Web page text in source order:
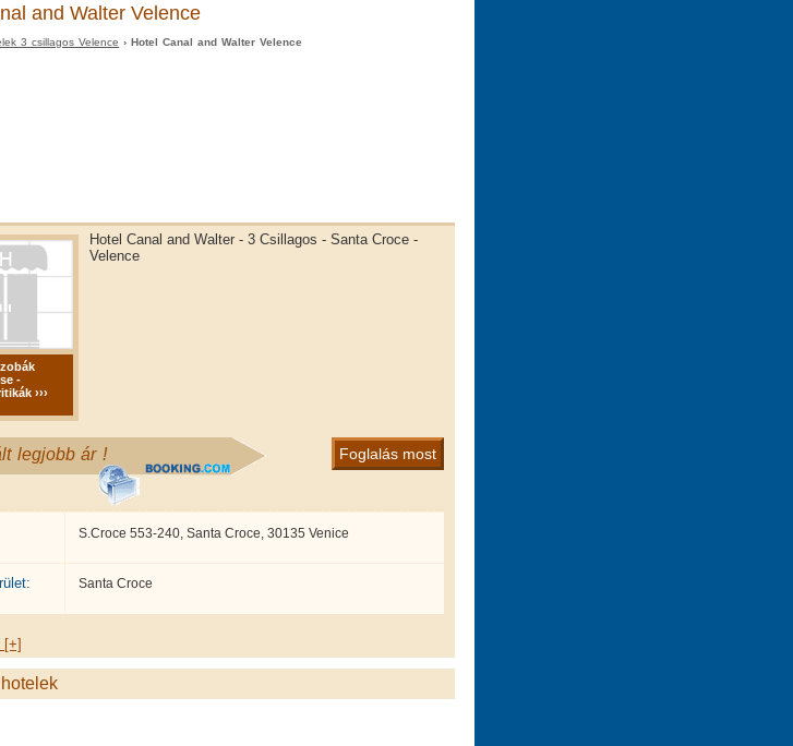
and Walter Velence
3 csillagos Velence › Hotel Canal and Walter Velence
-
›››
Hotel Canal and Walter - 3 Csillagos - Santa Croce -
Velence
legjobb ár ! Foglalás most
S.Croce 553-240, Santa Croce, 30135 Venice
Santa Croce
[+]